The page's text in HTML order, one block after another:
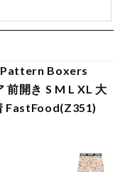
Pattern Boxers
前開き S M L XL 大
FastFood(Z351)